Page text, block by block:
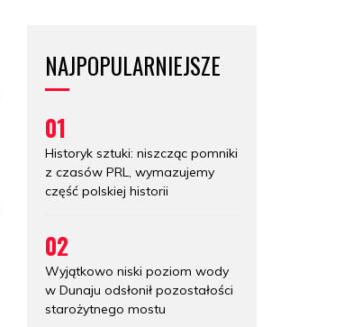
NAJPOPULARNIEJSZE
01
Historyk sztuki: niszcząc pomniki
z czasów PRL, wymazujemy
część polskiej historii
02
Wyjątkowo niski poziom wody
w Dunaju odsłonił pozostałości
starożytnego mostu